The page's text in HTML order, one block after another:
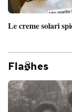
Le creme solari
Fla hes